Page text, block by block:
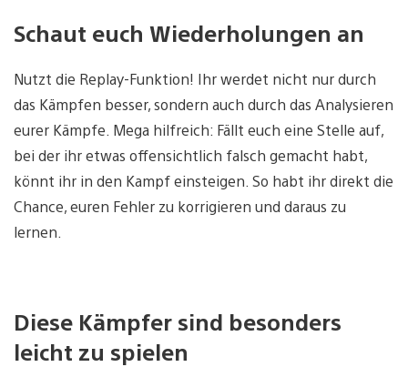
Schaut euch Wiederholungen an
Nutzt die Replay-Funktion! Ihr werdet nicht nur durch
das Kämpfen besser, sondern auch durch das Analysieren
eurer Kämpfe. Mega hilfreich: Fällt euch eine Stelle auf,
bei der ihr etwas offensichtlich falsch gemacht habt,
könnt ihr in den Kampf einsteigen. So habt ihr direkt die
Chance, euren Fehler zu korrigieren und daraus zu
lernen.
Diese Kämpfer sind besonders
leicht zu spielen